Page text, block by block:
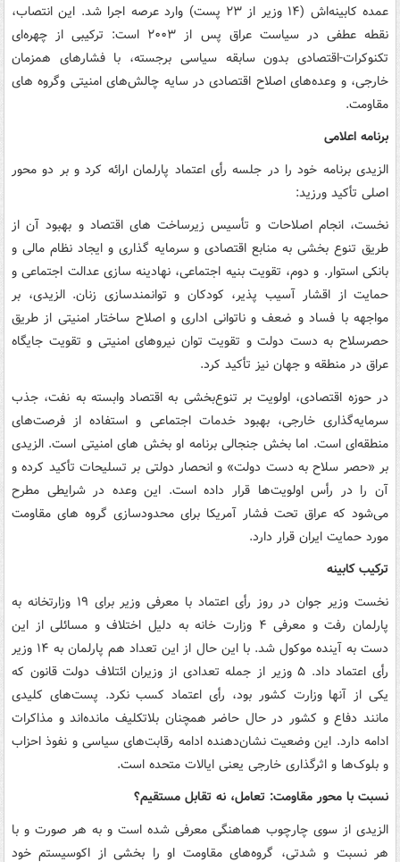
عمده کابینه‌اش (۱۴ وزیر از ۲۳ پست) وارد عرصه اجرا شد. این انتصاب،
نقطه عطفی در سیاست عراق پس از ۲۰۰۳ است: ترکیبی از چهره‌ای
تکنوکرات-اقتصادی بدون سابقه سیاسی برجسته، با فشارهای همزمان
خارجی، و وعده‌های اصلاح اقتصادی در سایه چالش‌های امنیتی وگروه های
مقاومت.
برنامه‌ اعلامی
الزیدی برنامه خود را در جلسه رأی اعتماد پارلمان ارائه کرد و بر دو محور
اصلی تأکید ورزید:
نخست، انجام اصلاحات و تأسیس زیرساخت های اقتصاد و بهبود آن از
طریق تنوع بخشی به منابع اقتصادی و سرمایه گذاری و ایجاد نظام مالی و
بانکی استوار. و دوم، تقویت بنیه اجتماعی، نهادینه سازی عدالت اجتماعی و
حمایت از اقشار آسیب پذیر، کودکان و توانمندسازی زنان. الزیدی، بر
مواجهه با فساد و ضعف و ناتوانی اداری و اصلاح ساختار امنیتی از طریق
حصرسلاح به دست دولت و تقویت توان نیروهای امنیتی و تقویت جایگاه
عراق در منطقه و جهان نیز تأکید کرد.
در حوزه اقتصادی، اولویت بر تنوع‌بخشی به اقتصاد وابسته به نفت، جذب
سرمایه‌گذاری خارجی، بهبود خدمات اجتماعی و استفاده از فرصت‌های
منطقه‌ای است. اما بخش جنجالی برنامه او بخش های امنیتی است. الزیدی
بر «حصر سلاح به دست دولت» و انحصار دولتی بر تسلیحات تأکید کرده و
آن را در رأس اولویت‌ها قرار داده است. این وعده در شرایطی مطرح
می‌شود که عراق تحت فشار آمریکا برای محدودسازی گروه های مقاومت
مورد حمایت ایران قرار دارد.
ترکیب کابینه
نخست وزیر جوان در روز رأی اعتماد با معرفی وزیر برای ۱۹ وزارتخانه به
پارلمان رفت و معرفی ۴ وزارت خانه به دلیل اختلاف و مسائلی از این
دست به آینده موکول شد. با این حال از این تعداد هم پارلمان به ۱۴ وزیر
رأی اعتماد داد. ۵ وزیر از جمله تعدادی از وزیران ائتلاف دولت قانون که
یکی از آنها وزارت کشور بود، رأی اعتماد کسب نکرد. پست‌های کلیدی
مانند دفاع و کشور در حال حاضر همچنان بلاتکلیف مانده‌اند و مذاکرات
ادامه دارد. این وضعیت نشان‌دهنده ادامه رقابت‌های سیاسی و نفوذ احزاب
و بلوک‌ها و اثرگذاری خارجی یعنی ایالات متحده است.
نسبت با محور مقاومت: تعامل، نه تقابل مستقیم؟
الزیدی از سوی چارچوب هماهنگی معرفی شده است و به هر صورت و با
هر نسبت و شدتی، گروه‌های مقاومت او را بخشی از اکوسیستم خود